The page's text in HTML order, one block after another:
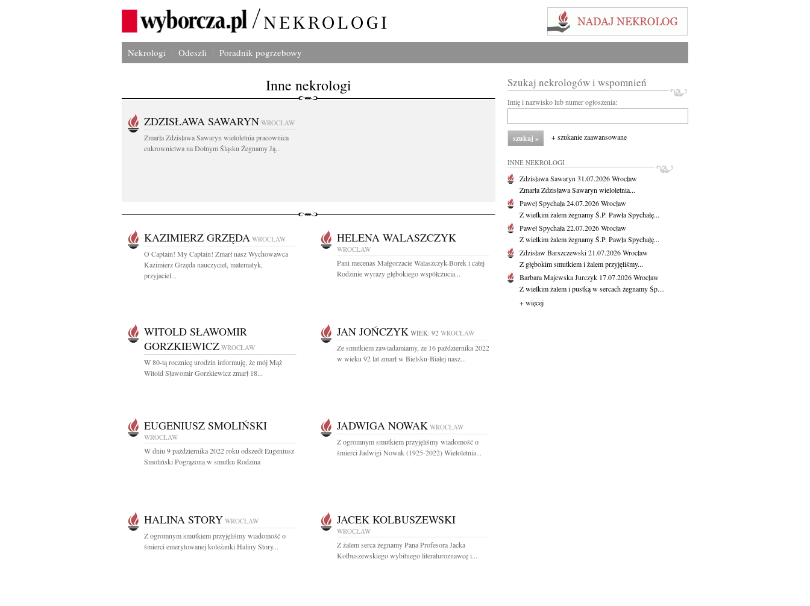
Nekrologi Odeszli Poradnik pogrzebowy
Inne nekrologi
ZDZISŁAWA SAWARYN WROCŁAW
Zmarła Zdzisława Sawaryn wieloletnia pracownica
cukrownictwa na Dolnym Śląsku Żegnamy Ją...
KAZIMIERZ GRZĘDA WROCŁAW
O Captain! My Captain! Zmarł nasz Wychowawca
Kazimierz Grzęda nauczyciel, matematyk,
przyjaciel...
HELENA WALASZCZYK
WROCŁAW
Pani mecenas Małgorzacie Walaszczyk-Borek i całej
Rodzinie wyrazy głębokiego współczucia...
WITOLD SŁAWOMIR
GORZKIEWICZ WROCŁAW
W 80-tą rocznicę urodzin informuję, że mój Mąż
Witold Sławomir Gorzkiewicz zmarł 18...
JAN JOŃCZYK WIEK: 92 WROCŁAW
Ze smutkiem zawiadamiamy, że 16 października 2022
w wieku 92 lat zmarł w Bielsku-Białej nasz...
EUGENIUSZ SMOLIŃSKI
WROCŁAW
W dniu 9 października 2022 roku odszedł Eugeniusz
Smoliński Pogrążona w smutku Rodzina
JADWIGA NOWAK WROCŁAW
Z ogromnym smutkiem przyjęliśmy wiadomość o
śmierci Jadwigi Nowak (1925-2022) Wieloletnia...
HALINA STORY WROCŁAW
Z ogromnym smutkiem przyjęliśmy wiadomość o
śmierci emerytowanej koleżanki Haliny Story...
JACEK KOLBUSZEWSKI
WROCŁAW
Z żalem serca żegnamy Pana Profesora Jacka
Kolbuszewskiego wybitnego literaturoznawcę i...
Szukaj nekrologów i wspomnień
Imię i nazwisko lub numer ogłoszenia:
+ szukanie zaawansowane
INNE NEKROLOGI
Zdzisława Sawaryn 31.07.2026Wrocław
Zmarła Zdzisława Sawaryn wieloletnia...
Paweł Spychała24.07.2026Wrocław
Z wielkim żalem żegnamy Ś.P. Pawła Spychałę...
Paweł Spychała22.07.2026Wrocław
Z wielkim żalem żegnamy Ś.P. Pawła Spychałę...
Zdzisław Barszczewski21.07.2026Wrocław
Z głębokim smutkiem i żalem przyjęliśmy...
Barbara Majewska Jurczyk 17.07.2026Wrocław
Z wielkim żalem i pustką w sercach żegnamy Śp....
+ więcej